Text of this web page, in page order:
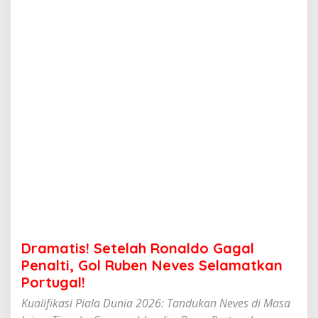
e
n
a
t
i
Dramatis! Setelah Ronaldo Gagal
Penalti, Gol Ruben Neves Selamatkan
Portugal!
Kualifikasi Piala Dunia 2026: Tandukan Neves di Masa